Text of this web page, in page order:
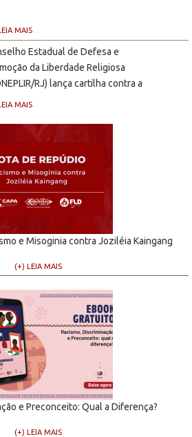
MAIS
Estadual de Defesa e
da Liberdade Religiosa
RJ) lança cartilha contra a
Religiosa
MAIS
e Misoginia contra Joziléia Kaingang
(+) LEIA MAIS
e Preconceito: Qual a Diferença?
(+) LEIA MAIS